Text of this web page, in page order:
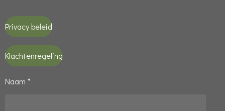
Privacy beleid
Klachtenregeling
Naam *